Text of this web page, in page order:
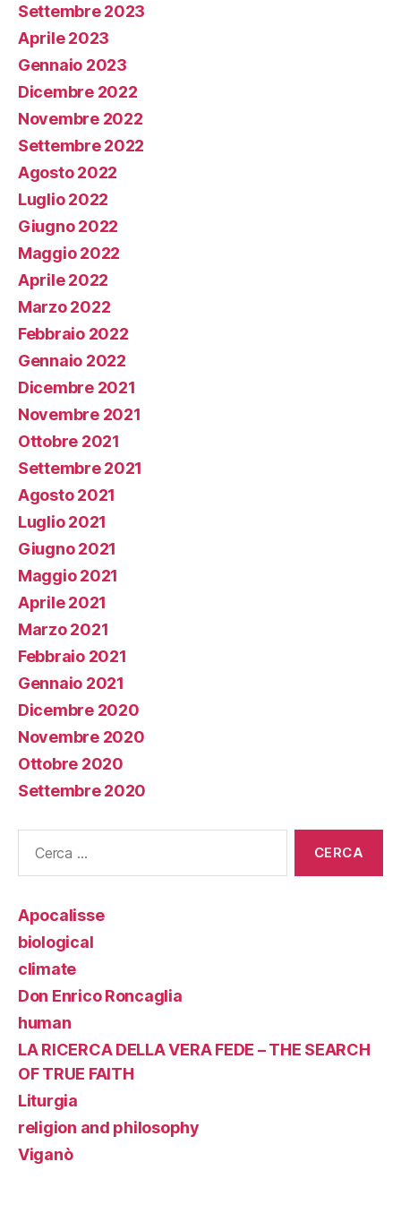
Settembre 2023
Aprile 2023
Gennaio 2023
Dicembre 2022
Novembre 2022
Settembre 2022
Agosto 2022
Luglio 2022
Giugno 2022
Maggio 2022
Aprile 2022
Marzo 2022
Febbraio 2022
Gennaio 2022
Dicembre 2021
Novembre 2021
Ottobre 2021
Settembre 2021
Agosto 2021
Luglio 2021
Giugno 2021
Maggio 2021
Aprile 2021
Marzo 2021
Febbraio 2021
Gennaio 2021
Dicembre 2020
Novembre 2020
Ottobre 2020
Settembre 2020
Apocalisse
biological
climate
Don Enrico Roncaglia
human
LA RICERCA DELLA VERA FEDE – THE SEARCH
OF TRUE FAITH
Liturgia
religion and philosophy
Viganò